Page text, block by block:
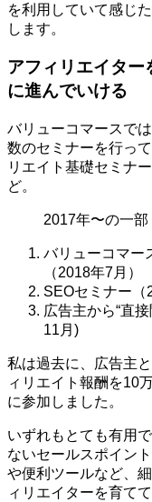
を利用していて感じ
します。
アフィリエイター
に進んでいける
バリューコマースで
数のセミナーを行っ
リエイト基礎セミナ
ど。
2017年〜の一部
バリューコマー
（2018年7月）
SEOセミナー（
広告主から“直
11月)
私は過去に、広告主
ィリエイト報酬を10
に参加しました。
いずれもとても有用
ないセールスポイン
や便利ツールなど、
ィリエイターを育て